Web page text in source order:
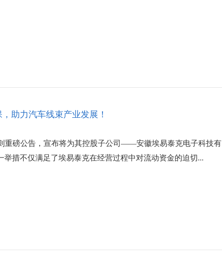
助力汽车线束产业发展！
重磅公告，宣布将为其控股子公司——安徽埃易泰克电子科技有
举措不仅满足了埃易泰克在经营过程中对流动资金的迫切...